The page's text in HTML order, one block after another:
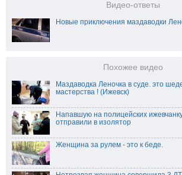
Видео-ответы
Новые приключения маздаводки
Похожее видео
Маздаводка Леночка в суде. это
мастерства ! (Ижевск)
Напавшую на полицейских
отправили в изолятор
Женщина за рулем - это к беде.